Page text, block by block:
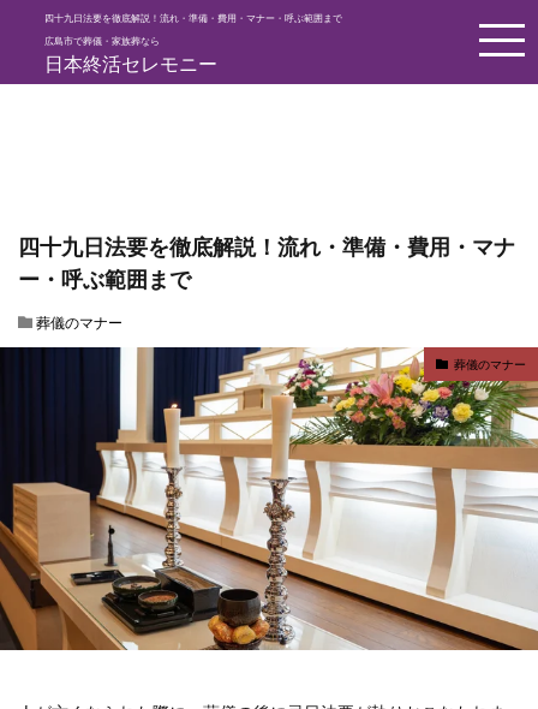
四十九日法要を徹底解説！流れ・準備・費用・マナー・呼ぶ範囲まで
広島市で葬儀・家族葬なら
日本終活セレモニー
HOME 葬儀のマナー 四十九日法要を徹底解説！流れ・準備・費用
四十九日法要を徹底解説！流れ・準備・費用・マナ
ー・呼ぶ範囲まで
葬儀のマナー
葬儀のマナー